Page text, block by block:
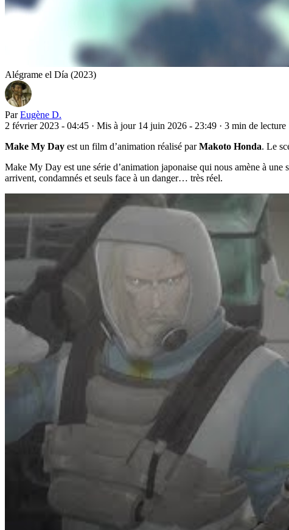
Alégrame el Día (2023)
Par Eugène D.
2 février 2023 - 04:45 · Mis à jour 14 juin 2026 - 23:49 · 3 min de lecture
Make My Day est un film d’animation réalisé parMakoto Honda. Le
Make My Day est une série d’animation japonaise qui nous amène à
arrivent, condamnés et seuls face à un danger… très réel.